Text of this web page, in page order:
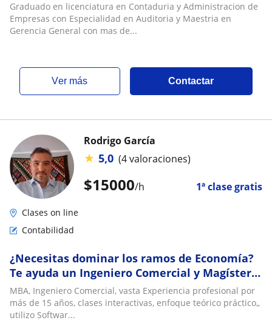
Graduado en licenciatura en Contaduria y Administracion de
Empresas con Especialidad en Auditoria y Maestria en
Gerencia General con mas de...
ver más Contactar
$15000/h 1ª clase gratis
Rodrigo García
★ 5,0 (4 valoraciones)
Clases on line
Contabilidad
¿Necesitas dominar los ramos de Economía?
Te ayuda un Ingeniero Comercial y Magíster
en Administración con sólida trayectoria
profesional. Aprende Microeconomía,
Contabilidad, Proyectos y más con la visión de
MBA, Ingeniero Comercial, vasta Experiencia profesional por
más de 15 años, clases interactivas, enfoque teórico práctico,,
utilizo Softwar...